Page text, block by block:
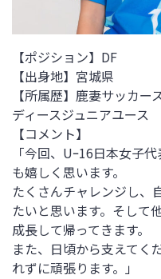
【ポジション】DF
【出身地】 宮城県
【所属歴】 鹿妻サッカー
ディースジュニアユース
【コメント】
「今回、Uｰ16日本女子
も嬉しく思います。
たくさんチャレンジし、
たいと思います。そして
成長して帰ってきます。
また、日頃から支えてく
れずに頑張ります。」